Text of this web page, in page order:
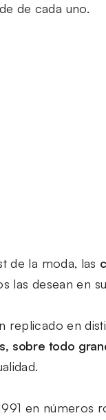
de cada uno.
de la moda, las
las desean en
replicado en
sobre todo
en números